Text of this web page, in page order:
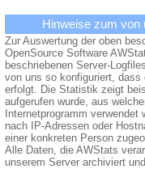
Hinweise zum von
Zur Auswertung der oben
OpenSource Software
beschriebenen Server-
von uns so konfiguriert, dass
erfolgt. Die Statistik zeigt
aufgerufen wurde, aus
Internetprogramm
nach IP-Adressen oder
einer konkreten Person
Alle Daten, die AWStats
unserem Server archiviert